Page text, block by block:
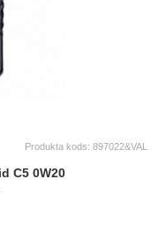
Produkta kods: 897022&VAL